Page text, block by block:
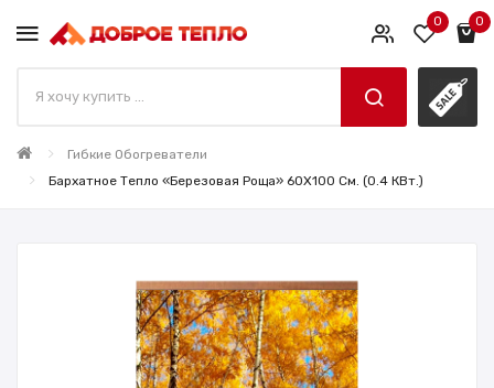
0 0
Гибкие Обогреватели
Бархатное Тепло «Березовая Роща» 60X100 См. (0.4 КВт.)